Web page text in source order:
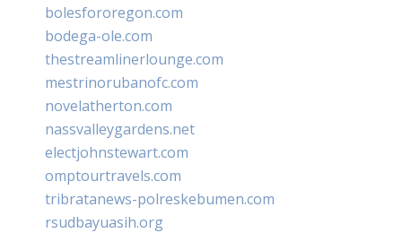
bolesfororegon.com
bodega-ole.com
thestreamlinerlounge.com
mestrinorubanofc.com
novelatherton.com
nassvalleygardens.net
electjohnstewart.com
omptourtravels.com
tribratanews-polreskebumen.com
rsudbayuasih.org